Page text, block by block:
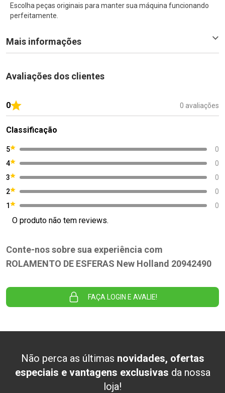
Escolha peças originais para manter sua máquina funcionando
perfeitamente.
Mais informações
Avaliações dos clientes
0 0 avaliações
Classificação
5
0
4
0
3
0
2
0
1
0
O produto não tem reviews.
Conte-nos sobre sua experiência com
ROLAMENTO DE ESFERAS New Holland 20942490
FAÇA LOGIN E AVALIE!
Não perca as últimas novidades, ofertas
especiais e vantagens exclusivas da nossa
loja!